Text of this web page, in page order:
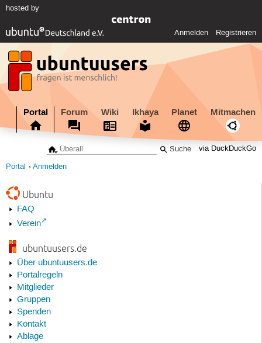
hosted by
Anmelden Registrieren
Portal Forum Wiki Ikhaya Planet Mitmachen
via DuckDuckGo
Portal Anmelden
Ubuntu
FAQ
Verein
ubuntuusers.de
Über ubuntuusers.de
Portalregeln
Mitglieder
Gruppen
Spenden
Kontakt
Ablage